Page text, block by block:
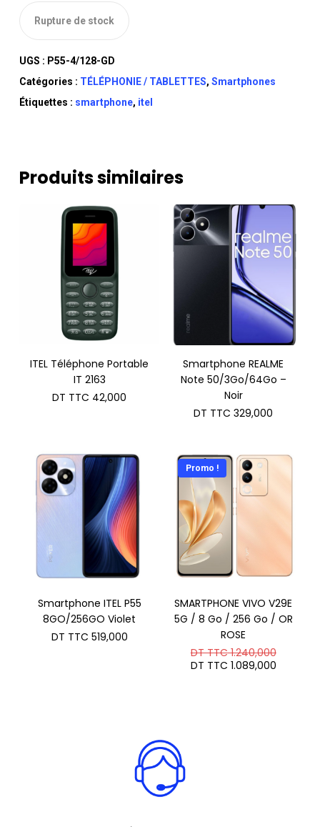
Rupture de stock
UGS : P55-4/128-GD
Catégories : TÉLÉPHONIE / TABLETTES, Smartphones
Étiquettes : smartphone, itel
Produits similaires
ITEL Téléphone Portable
IT 2163
DT TTC 42,000
Smartphone REALME
Note 50/3Go/64Go –
Noir
DT TTC 329,000
Smartphone ITEL P55
8GO/256GO Violet
DT TTC 519,000
Promo !
SMARTPHONE VIVO V29E
5G / 8 Go / 256 Go / OR
ROSE
DT TTC1.240,000Le
prix
DT TTC 1.089,000Le